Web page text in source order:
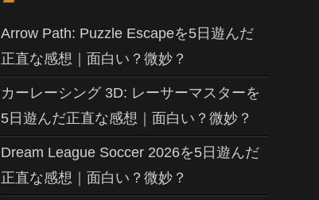
Arrow Path: Puzzle Escapeを5日遊んだ
正直な感想｜面白い？微妙？
カーレーシング 3D: レーサーマスターを
5日遊んだ正直な感想｜面白い？微妙？
Dream League Soccer 2026を5日遊んだ
正直な感想｜面白い？微妙？